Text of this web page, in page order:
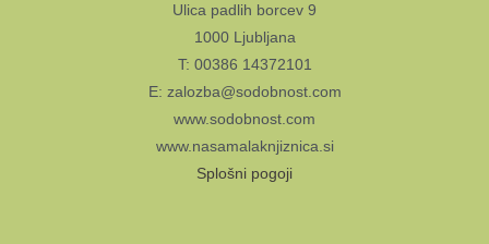
Ulica padlih borcev 9
1000 Ljubljana
T: 00386 14372101
E: zalozba@sodobnost.com
www.sodobnost.com
www.nasamalaknjiznica.si
Splošni pogoji